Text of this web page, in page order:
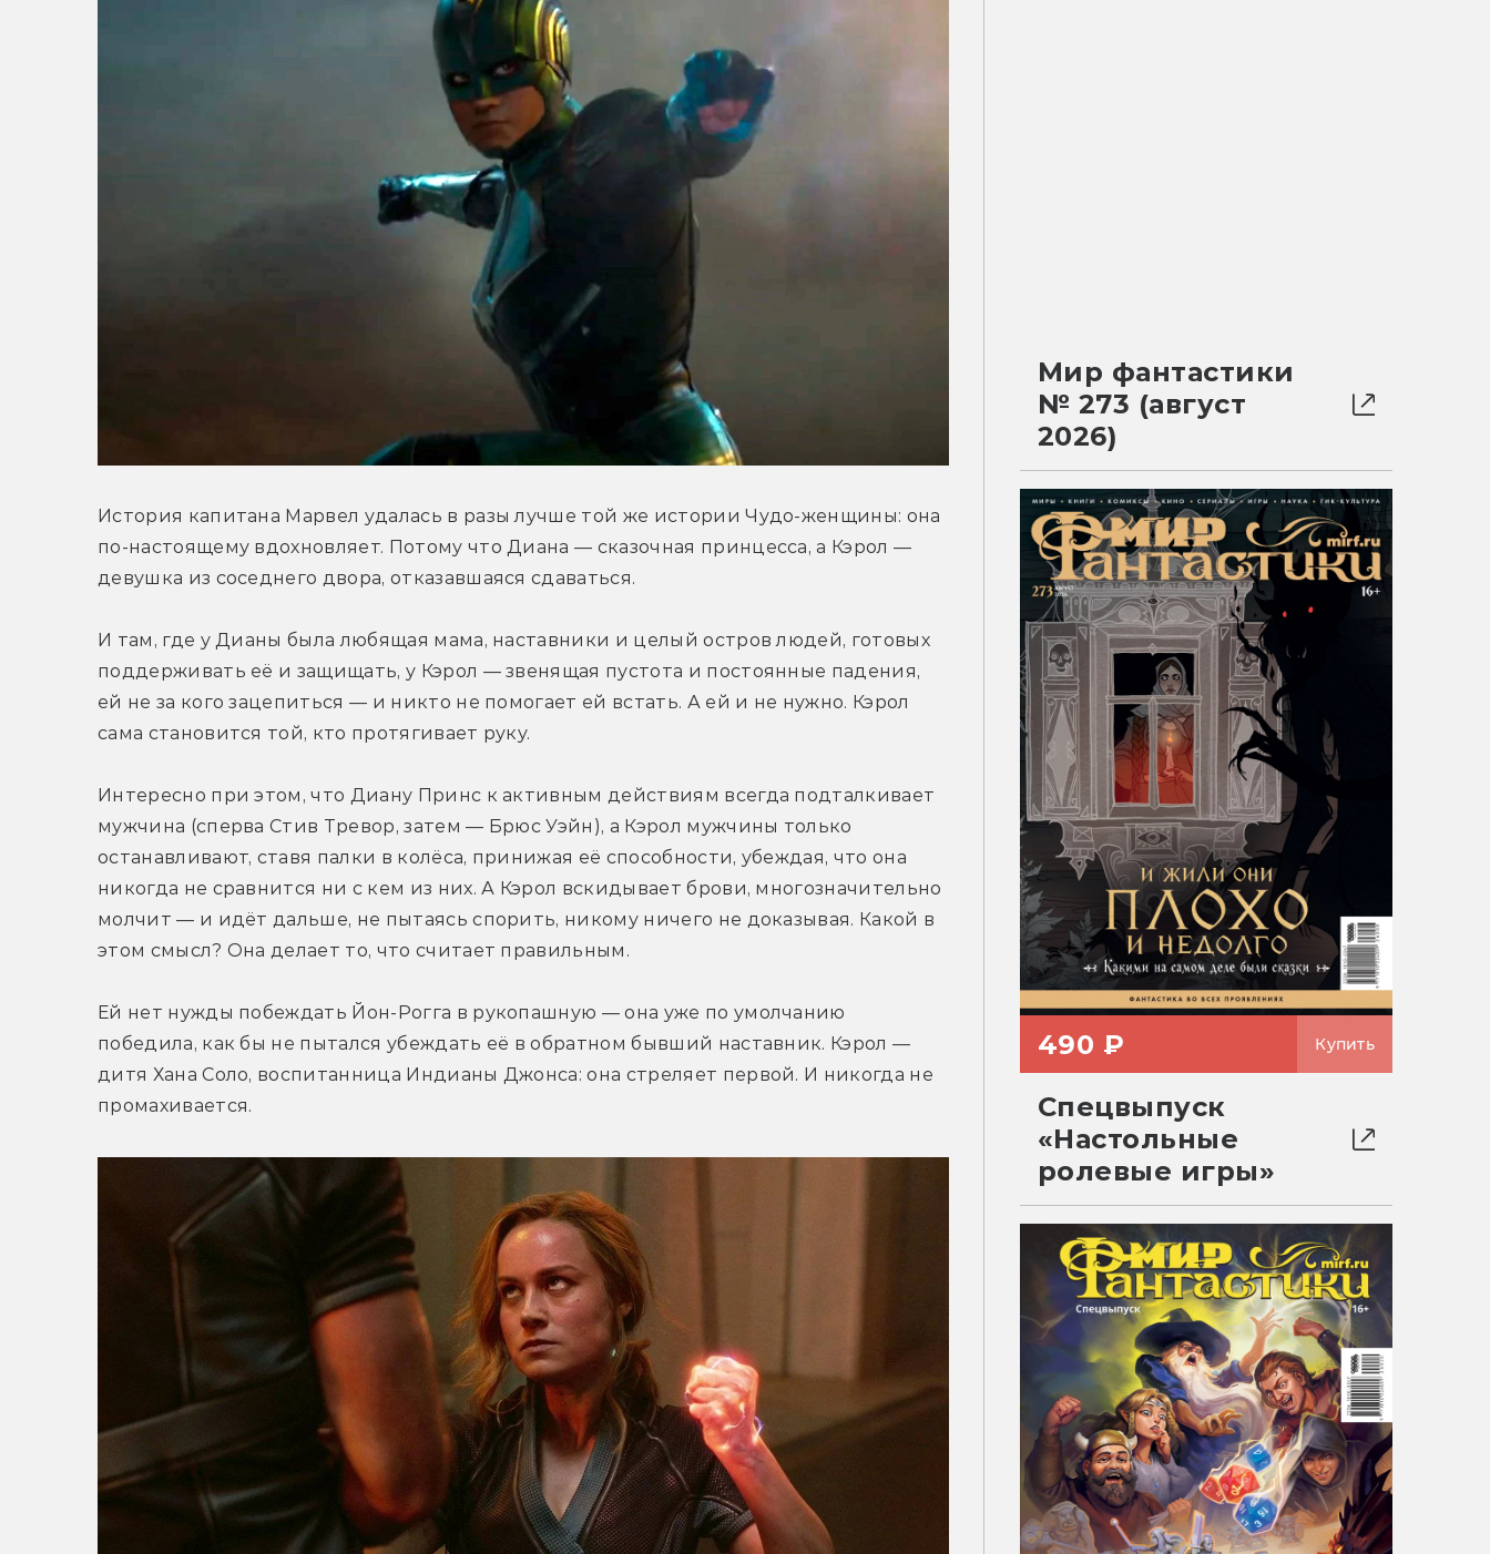
История капитана Марвел удалась в разы лучше той же истории Чудо-женщины: она
по-настоящему вдохновляет. Потому что Диана — сказочная принцесса, а Кэрол —
девушка из соседнего двора, отказавшаяся сдаваться.
И там, где у Дианы была любящая мама, наставники и целый остров людей, готовых
поддерживать её и защищать, у Кэрол — звенящая пустота и постоянные падения,
ей не за кого зацепиться — и никто не помогает ей встать. А ей и не нужно. Кэрол
сама становится той, кто протягивает руку.
Интересно при этом, что Диану Принс к активным действиям всегда подталкивает
мужчина (сперва Стив Тревор, затем — Брюс Уэйн), а Кэрол мужчины только
останавливают, ставя палки в колёса, принижая её способности, убеждая, что она
никогда не сравнится ни с кем из них. А Кэрол вскидывает брови, многозначительно
молчит — и идёт дальше, не пытаясь спорить, никому ничего не доказывая. Какой в
этом смысл? Она делает то, что считает правильным.
Ей нет нужды побеждать Йон-Рогга в рукопашную — она уже по умолчанию
победила, как бы не пытался убеждать её в обратном бывший наставник. Кэрол —
дитя Хана Соло, воспитанница Индианы Джонса: она стреляет первой. И никогда не
промахивается.
Мир фантастики
№ 273 (август
2026)
490 ₽ Купить
Спецвыпуск
«Настольные
ролевые игры»